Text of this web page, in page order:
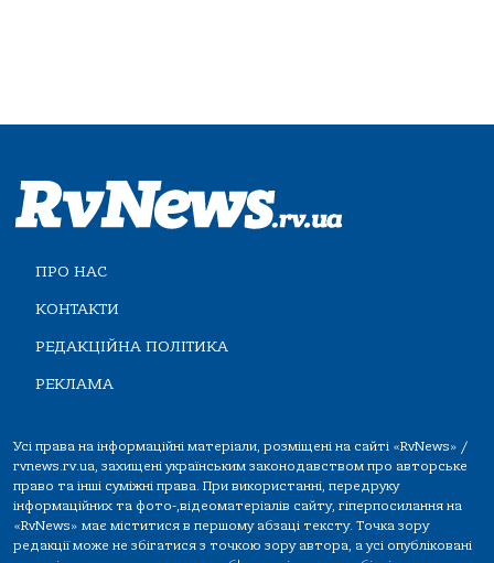
ПРО НАС
КОНТАКТИ
РЕДАКЦІЙНА ПОЛІТИКА
РЕКЛАМА
Усі права на інформаційні матеріали, розміщені на сайті «RvNews» /
rvnews.rv.ua, захищені українським законодавством про авторське
право та інші суміжні права. При використанні, передруку
інформаційних та фото-,відеоматеріалів сайту, гіперпосилання на
«RvNews» має міститися в першому абзаці тексту. Точка зору
редакції може не збігатися з точкою зору автора, а усі опубліковані